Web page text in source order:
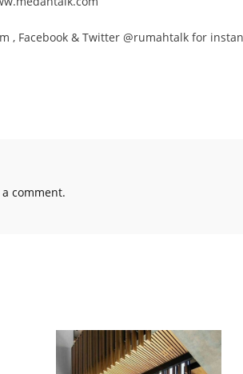
, Facebook & Twitter @rumahtalk for
comment.